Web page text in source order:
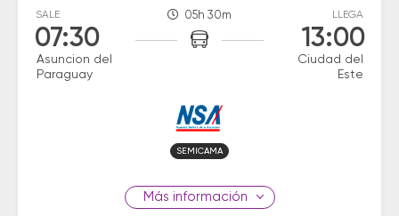
SALE
07:30
Asuncion del
Paraguay
05h 30m LLEGA
13:00
Ciudad del
Este
SEMICAMA
información